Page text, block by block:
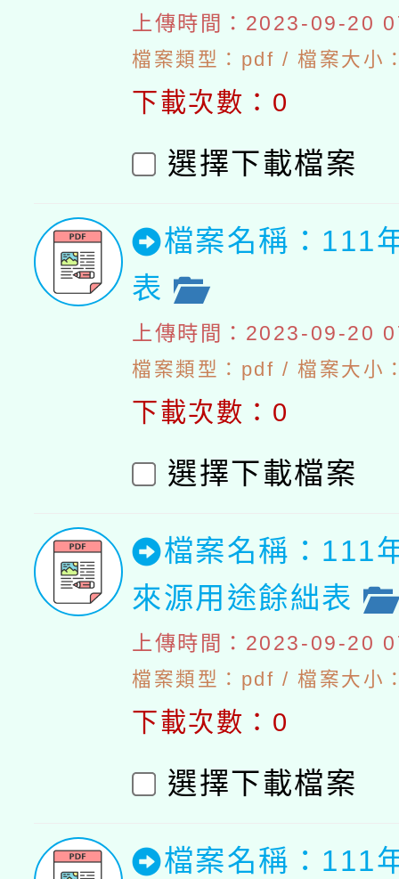
上傳時間：2023-09-20
檔案類型：pdf / 檔案大小
下載次數：0
選擇下載檔案
檔案名稱：111
表
上傳時間：2023-09-20
檔案類型：pdf / 檔案大小
下載次數：0
選擇下載檔案
檔案名稱：111
來源用途餘絀表
上傳時間：2023-09-20
檔案類型：pdf / 檔案大小
下載次數：0
選擇下載檔案
檔案名稱：111